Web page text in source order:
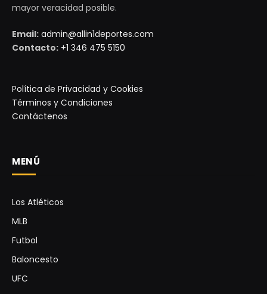
mayor veracidad posible.
Email: admin@allin1deportes.com
Contacto: +1 346 475 5150
Política de Privacidad y Cookies
Términos y Condiciones
Contáctenos
MENÚ
Los Atléticos
MLB
Futbol
Baloncesto
UFC